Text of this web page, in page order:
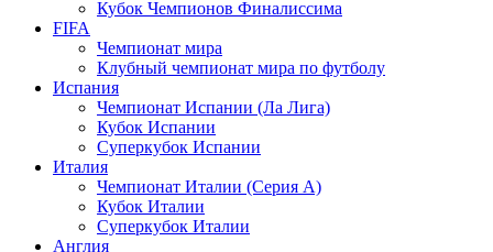
Кубок Чемпионов Финалиссима
FIFA
Чемпионат мира
Клубный чемпионат мира по футболу
Испания
Чемпионат Испании (Ла Лига)
Кубок Испании
Суперкубок Испании
Италия
Чемпионат Италии (Серия А)
Кубок Италии
Суперкубок Италии
Англия